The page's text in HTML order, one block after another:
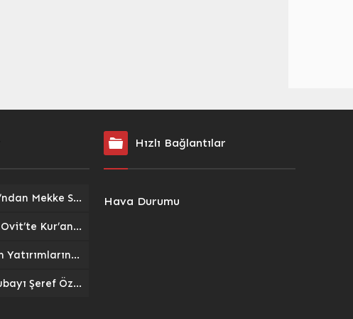
Dışişleri Bakanlığı’ndan Mekke Savunma Anlaşması İddialarına Net Yanıt: ‘Gerçek Dışı’
İsmail Kahraman Ovit’te Kur’an Ziyafetine Katıldı: Dualarla Sona Erdi
Malatya’da Ulaşım Yatırımlarında Son Perde: Havalimanı Eylül’de, Çevre Yolu Ekim’de Açılıyor
Emekli Hava Astsubayı Şeref Özdemir’e Veda: Askere Uğurlanışının Ardından Trajik Kaza Sonucu Kaybı
Hızlı Bağlantılar
Hava Durumu